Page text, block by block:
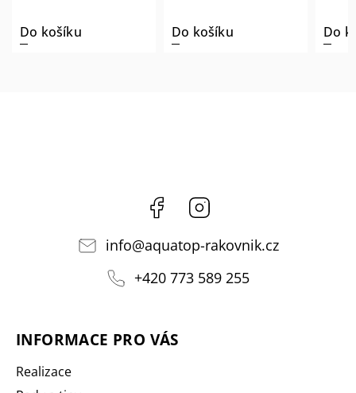
Do košíku Do košíku Do
Facebook
info@aquatop-rakovnik.cz
+420 773 589 255
INFORMACE PRO VÁS
Realizace